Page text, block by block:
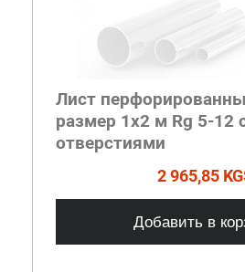
Лист
размер 1х2 м Rg 5-12
отверстиями
2 965,85
Добавить в